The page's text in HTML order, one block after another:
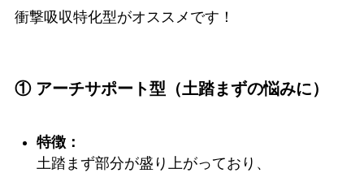
衝撃吸収特化型がオススメです！
① アーチサポート型（土踏まずの悩みに）
特徴：
土踏まず部分が盛り上がっており、